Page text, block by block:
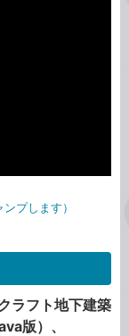
プします）
ラフト地下建築
版）、